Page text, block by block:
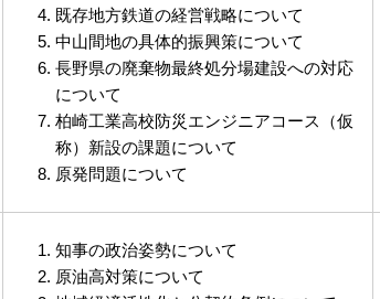
既存地方鉄道の経営戦略について
中山間地の具体的振興策について
長野県の廃棄物最終処分場建設への対応
について
柏崎工業高校防災エンジニアコース（仮
称）新設の課題について
原発問題について
知事の政治姿勢について
原油高対策について